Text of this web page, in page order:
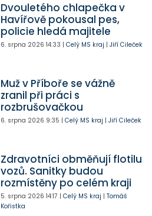
Dvouletého chlapečka v
Havířově pokousal pes,
policie hledá majitele
6. srpna 2026 14:33 | Celý MS kraj | Jiří Cileček
Muž v Příboře se vážně
zranil při práci s
rozbrušovačkou
6. srpna 2026 9:35 | Celý MS kraj | Jiří Cileček
Zdravotníci obměňují flotilu
vozů. Sanitky budou
rozmístěny po celém kraji
5. srpna 2026 14:17 | Celý MS kraj | Tomáš
Kořistka